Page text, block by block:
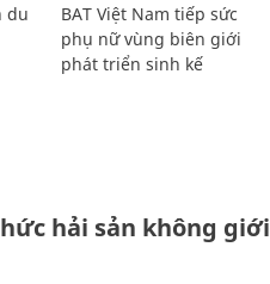
du
BAT Việt Nam tiếp sức
phụ nữ vùng biên giới
phát triển sinh kế
hải sản không giới